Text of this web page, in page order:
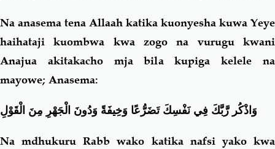
Na anasema tena Allaah katika kuonyesha kuwa Yeye
haihataji kuombwa kwa zogo na vurugu kwani
Anajua akitakacho mja bila kupiga kelele na
mayowe; Anasema:
وَاذْكُر رَّبَّكَ فِي نَفْسِكَ تَضَرُّعًا وَخِيفَةً وَدُونَ الْجَهْرِ مِنَ الْقَوْلِ
Na mdhukuru Rabb wako katika nafsi yako kwa